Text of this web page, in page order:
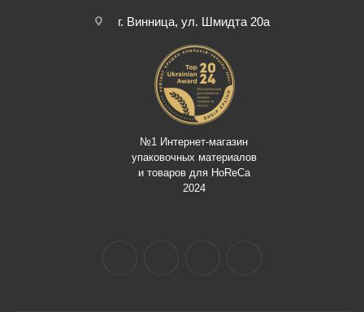
г. Винница, ул. Шмидта 20а
№1 Интернет-магазин
упаковочных материалов
и товаров для HoReCa
2024